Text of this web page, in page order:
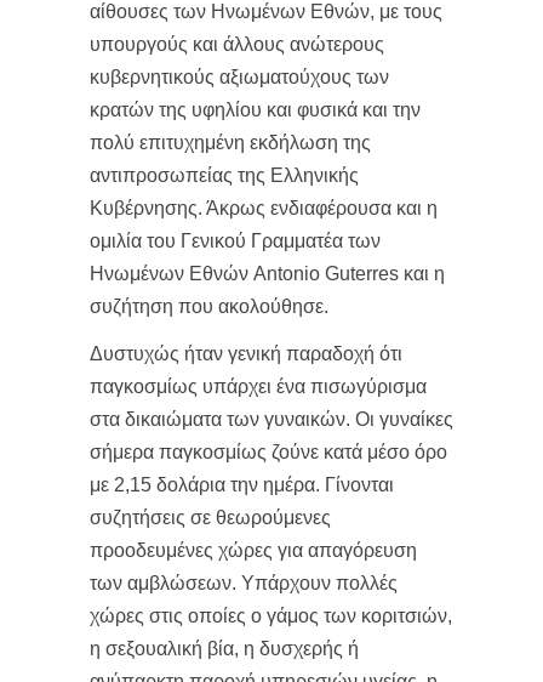
αίθουσες των Ηνωμένων Εθνών, με τους
υπουργούς και άλλους ανώτερους
κυβερνητικούς αξιωματούχους των
κρατών της υφηλίου και φυσικά και την
πολύ επιτυχημένη εκδήλωση της
αντιπροσωπείας της Ελληνικής
Κυβέρνησης. Άκρως ενδιαφέρουσα και η
ομιλία του Γενικού Γραμματέα των
Ηνωμένων Εθνών Antonio Guterres και η
συζήτηση που ακολούθησε.
Δυστυχώς ήταν γενική παραδοχή ότι
παγκοσμίως υπάρχει ένα πισωγύρισμα
στα δικαιώματα των γυναικών. Οι γυναίκες
σήμερα παγκοσμίως ζούνε κατά μέσο όρο
με 2,15 δολάρια την ημέρα. Γίνονται
συζητήσεις σε θεωρούμενες
προοδευμένες χώρες για απαγόρευση
των αμβλώσεων. Υπάρχουν πολλές
χώρες στις οποίες ο γάμος των κοριτσιών,
η σεξουαλική βία, η δυσχερής ή